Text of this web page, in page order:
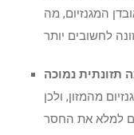
המגנזיום, מה
מהמזון, ולכן